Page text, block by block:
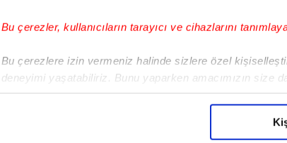
Bu çerezler, kullanıcıların tarayıcı ve cihazlarını
Bu çerezlere izin vermeniz halinde sizlere özel
deneyimi yaşatabiliriz. Bunu yaparken amacımızın
içerikleri sunabilmek adına elimizden gelen çabayı